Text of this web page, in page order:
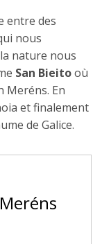
entre des
nous
nature nous
San Bieitooù
Meréns. En
et finalement
de Galice.